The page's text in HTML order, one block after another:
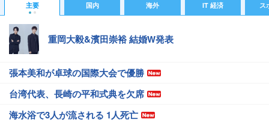
主要 国内 海外 IT 経済 ス
重岡大毅&濱田崇裕 結婚W発表
張本美和が卓球の国際大会で優勝
台湾代表、長崎の平和式典を欠席
海水浴で3人が流される 1人死亡